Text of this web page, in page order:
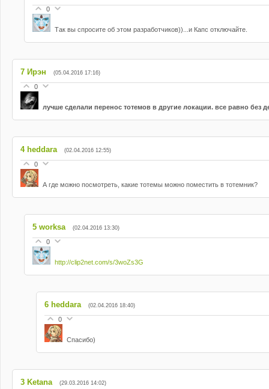
0
Так вы спросите об этом разработчиков))...и Капс отключайте.
7 Ирэн (05.04.2016 17:16)
0
лучше сделали перенос тотемов в другие локации. все равно без
4 heddara (02.04.2016 12:55)
0
А где можно посмотреть, какие тотемы можно поместить в тотемник?
5 worksa (02.04.2016 13:30)
0
http://clip2net.com/s/3woZs3G
6 heddara (02.04.2016 18:40)
0
Спасибо)
3 Ketana (29.03.2016 14:02)